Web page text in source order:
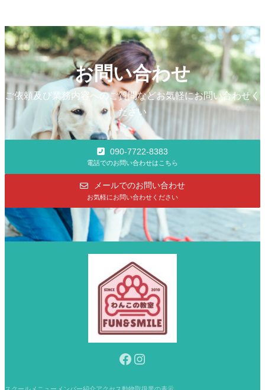
お問い合わせ
ご依頼及び業務内容へのご質問などお気軽にお問い合わせく
ださい
090-7722-8383
電話でのお問い合わせはこちら
メールでのお問い合わせ
お気軽にお問い合わせください
Facebook
Instagram
スクールメニュー メンバー紹介アクセス 動物取扱業の表示